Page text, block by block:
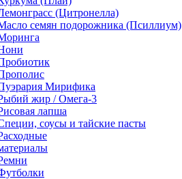
(Цитронелла)
семян подорожника (Псиллиум)
Мирифика
жир / Омега-3
лапша
соусы и тайские пасты